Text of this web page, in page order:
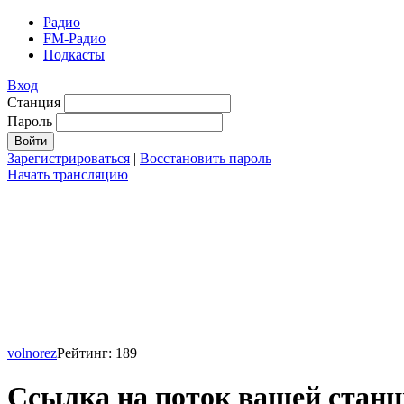
Радио
FM-Радио
Подкасты
Вход
Станция
Пароль
Зарегистрироваться | Восстановить пароль
Начать трансляцию
volnorezРейтинг: 189
Сcылка на поток вашей